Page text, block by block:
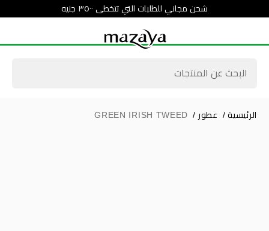
شحن مجاني للطلبات التي تتخطى ٣٥٠٠ جنيه
الرئيسية / عطور /
GREEN IRISH TWEED